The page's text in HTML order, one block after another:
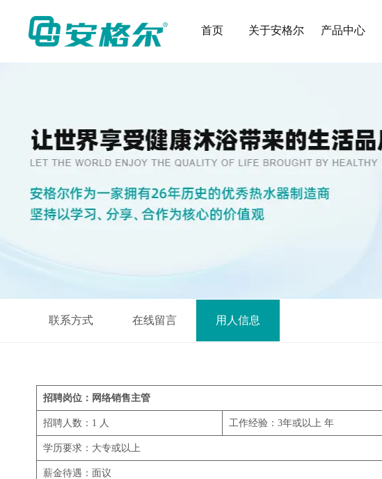
首页 关于安格尔 产品中心
联系方式 在线留言 用人信息
招聘岗位：网络销售主管
招聘人数：1 人 工作经验：3年或以上 年
学历要求：大专或以上
薪金待遇：面议